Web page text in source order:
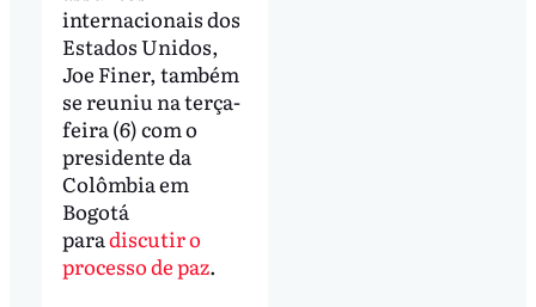
internacionais dos
Estados Unidos,
Joe Finer, também
se reuniu na terça-
feira (6) com o
presidente da
Colômbia em
Bogotá
paradiscutir o
processo de paz.